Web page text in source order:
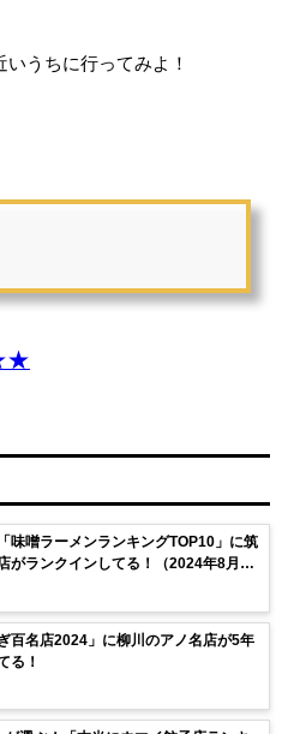
うちに行ってみよ！
味噌ラーメンランキングTOP10」に筑
がランクインしてる！（2024年8月
百名店2024」に柳川のアノ名店が5年
る！